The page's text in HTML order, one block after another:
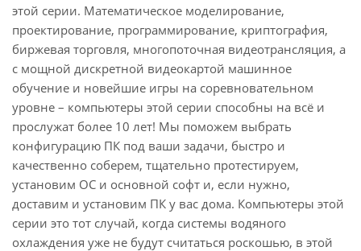
этой серии. Математическое моделирование,
проектирование, программирование, криптография,
биржевая торговля, многопоточная видеотрансляция, а
с мощной дискретной видеокартой машинное
обучение и новейшие игры на соревновательном
уровне – компьютеры этой серии способны на всё и
прослужат более 10 лет! Мы поможем выбрать
конфигурацию ПК под ваши задачи, быстро и
качественно соберем, тщательно протестируем,
установим ОС и основной софт и, если нужно,
доставим и установим ПК у вас дома. Компьютеры этой
серии это тот случай, когда системы водяного
охлаждения уже не будут считаться роскошью, в этой